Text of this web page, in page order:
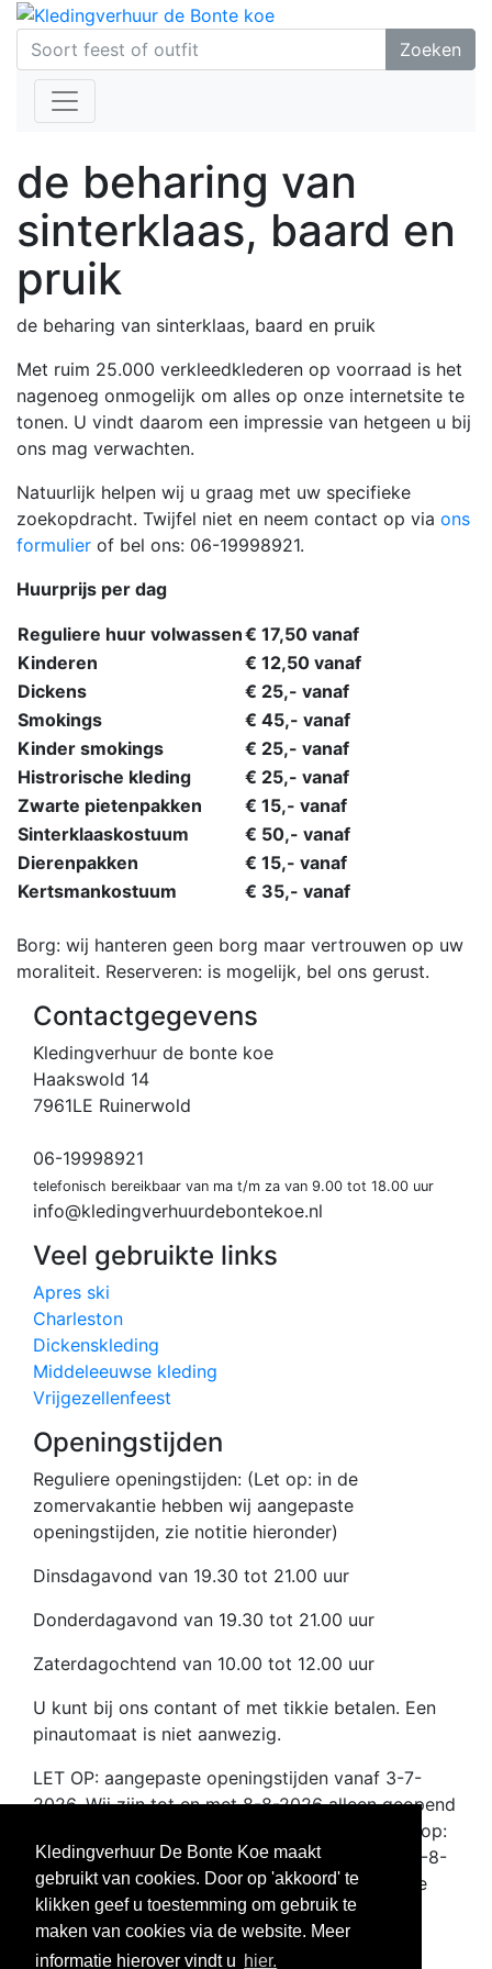
Kledingverhuur De Bonte Koe maakt
gebruikt van cookies. Door op 'akkoord' te
klikken geef u toestemming om gebruik te
maken van cookies via de website. Meer
informatie hierover vindt u hier.
Zoeken
de beharing van
sinterklaas, baard en
pruik
de beharing van sinterklaas, baard en pruik
Met ruim 25.000 verkleedklederen op voorraad is het
nagenoeg onmogelijk om alles op onze internetsite te
tonen. U vindt daarom een impressie van hetgeen u bij
ons mag verwachten.
Natuurlijk helpen wij u graag met uw specifieke
zoekopdracht. Twijfel niet en neem contact op via ons
formulier of bel ons: 06-19998921.
Huurprijs per dag
Reguliere huur volwassen€ 17,50 vanaf
Kinderen
€ 12,50 vanaf
Dickens
€ 25,- vanaf
Smokings
€ 45,- vanaf
Kinder smokings
€ 25,- vanaf
Histrorische kleding
€ 25,- vanaf
Zwarte pietenpakken
€ 15,- vanaf
Sinterklaaskostuum
€ 50,- vanaf
Dierenpakken
€ 15,- vanaf
Kertsmankostuum
€ 35,- vanaf
Borg: wij hanteren geen borg maar vertrouwen op uw
moraliteit. Reserveren: is mogelijk, bel ons gerust.
Contactgegevens
Kledingverhuur de bonte koe
Haakswold 14
7961LE Ruinerwold
06-19998921
telefonisch bereikbaar van ma t/m za van 9.00 tot 18.00 uur
info@kledingverhuurdebontekoe.nl
Veel gebruikte links
Apres ski
Charleston
Dickenskleding
Middeleeuwse kleding
Vrijgezellenfeest
Openingstijden
Reguliere openingstijden: (Let op: in de
zomervakantie hebben wij aangepaste
openingstijden, zie notitie hieronder)
Dinsdagavond van 19.30 tot 21.00 uur
Donderdagavond van 19.30 tot 21.00 uur
Zaterdagochtend van 10.00 tot 12.00 uur
U kunt bij ons contant of met tikkie betalen. Een
pinautomaat is niet aanwezig.
LET OP: aangepaste openingstijden vanaf 3-7-
2026. Wij zijn tot en met 8-8-2026 alleen geopend
op dinsdagavond van 19.30 tot 21.00 uur. Dus op:
7-7-2026, 14-7-2026, 21-7-2026, 28-7-2026, 4-8-
2027. Vanaf 11-8-2026 gelden weer de normale
openingstijden. Tot ziens in de winkel
Klantenservice